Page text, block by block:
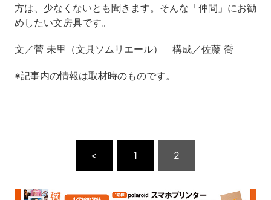
方は、少なくないとも聞きます。そんな「仲間」にお勧
めしたい文房具です。
文／菅 未里（文具ソムリエール） 構成／佐藤 喬
※記事内の情報は取材時のものです。
< 1 2